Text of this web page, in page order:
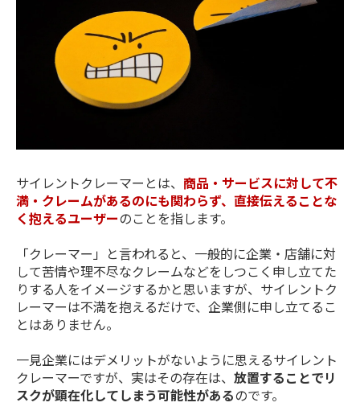
サイレントクレーマーとは、 商品・サービスに対して不
満・クレームがあるのにも関わらず、直接伝えることな
く抱えるユーザーのことを指します。
「クレーマー」と言われると、一般的に企業・店舗に対
して苦情や理不尽なクレームなどをしつこく申し立てた
りする人をイメージするかと思いますが、サイレントク
レーマーは不満を抱えるだけで、企業側に申し立てるこ
とはありません。
一見企業にはデメリットがないように思えるサイレント
クレーマーですが、実はその存在は、 放置することでリ
スクが顕在化してしまう可能性があるのです。